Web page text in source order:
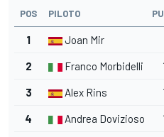
POS PILOTO
1 Joan Mir
2 Franco Morbidelli
3 Alex Rins
4 Andrea Dovizioso